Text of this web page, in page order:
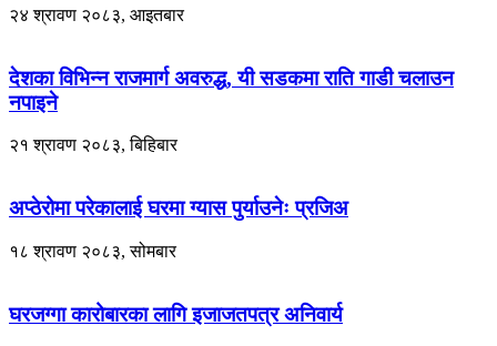
२४ श्रावण २०८३, आइतबार
देशका विभिन्न राजमार्ग अवरुद्ध, यी सडकमा राति गाडी चलाउन
नपाइने
२१ श्रावण २०८३, बिहिबार
अप्ठेरोमा परेकालाई घरमा ग्यास पुर्याउनेः प्रजिअ
१८ श्रावण २०८३, सोमबार
घरजग्गा कारोबारका लागि इजाजतपत्र अनिवार्य